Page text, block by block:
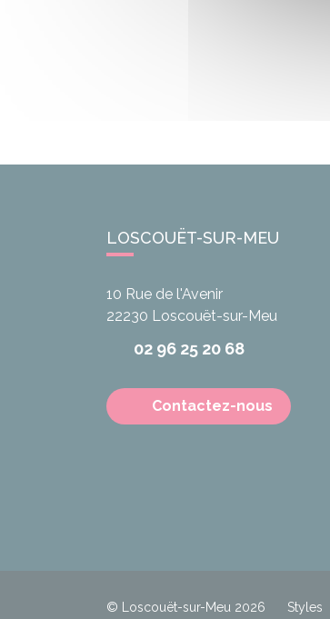
LOSCOUËT-SUR-MEU
10 Rue de l'Avenir
22230 Loscouët-sur-Meu
02 96 25 20 68
Contactez-nous
© Loscouët-sur-Meu 2026 Styles